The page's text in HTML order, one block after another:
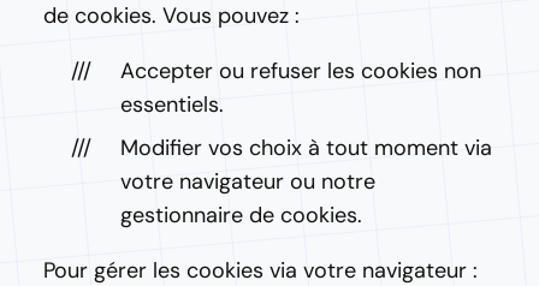
de cookies. Vous pouvez :
Accepter ou refuser les cookies non
essentiels.
Modifier vos choix à tout moment via
votre navigateur ou notre
gestionnaire de cookies.
Pour gérer les cookies via votre navigateur :